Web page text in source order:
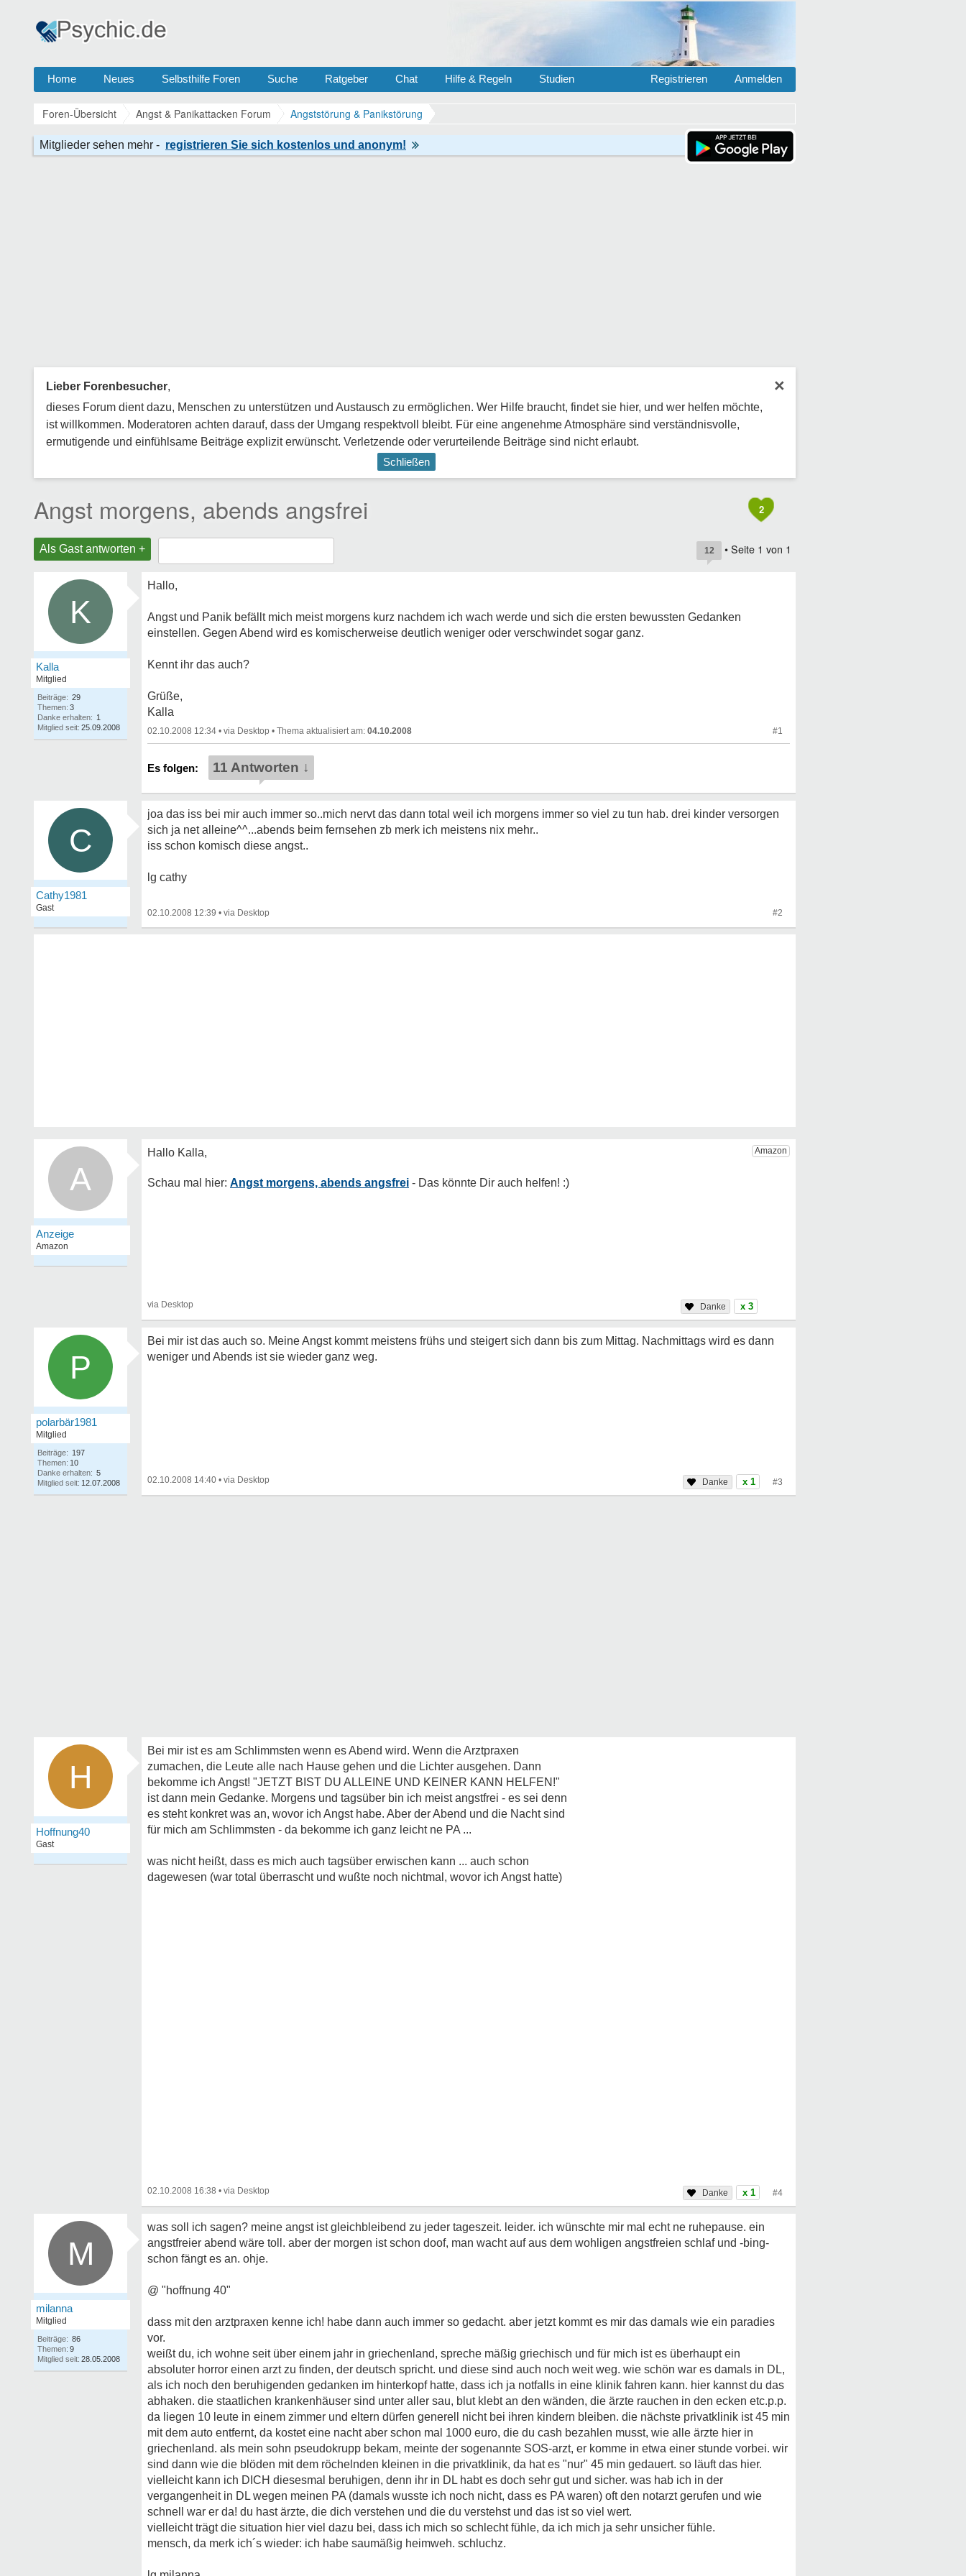
Home Neues Selbsthilfe Foren Suche Ratgeber Chat Hilfe & Regeln Studien Anmelden
Registrieren
Foren-Übersicht Angst & Panikattacken Forum Angststörung & Panikstörung
×
Lieber Forenbesucher,
dieses Forum dient dazu, Menschen zu unterstützen und Austausch zu ermöglichen. Wer Hilfe braucht, findet sie hier, und wer helfen möchte,
ist willkommen. Moderatoren achten darauf, dass der Umgang respektvoll bleibt. Für eine angenehme Atmosphäre sind verständnisvolle,
ermutigende und einfühlsame Beiträge explizit erwünscht. Verletzende oder verurteilende Beiträge sind nicht erlaubt.
Schließen
2
Angst morgens, abends angsfrei
Als Gast antworten + 12 • Seite 1 von 1
K
Kalla
Mitglied
Beiträge: 29
Themen: 3
Danke erhalten: 1
Mitglied seit: 25.09.2008
Hallo,
Angst und Panik befällt mich meist morgens kurz nachdem ich wach werde und sich die ersten bewussten Gedanken
einstellen. Gegen Abend wird es komischerweise deutlich weniger oder verschwindet sogar ganz.
Kennt ihr das auch?
Grüße,
Kalla
02.10.2008 12:34 • • 04.10.2008 #1
11 Antworten ↓
C
Cathy1981
Gast
joa das iss bei mir auch immer so..mich nervt das dann total weil ich morgens immer so viel zu tun hab. drei kinder versorgen
sich ja net alleine^^...abends beim fernsehen zb merk ich meistens nix mehr..
iss schon komisch diese angst..
lg cathy
02.10.2008 12:39 • #2
A Angst morgens, abends angsfrei
x 3
P
polarbär1981
Mitglied
Beiträge: 197
Themen: 10
Danke erhalten: 5
Mitglied seit: 12.07.2008
Bei mir ist das auch so. Meine Angst kommt meistens frühs und steigert sich dann bis zum Mittag. Nachmittags wird es dann
weniger und Abends ist sie wieder ganz weg.
02.10.2008 14:40 • x 1 #3
H
Hoffnung40
Gast
Bei mir ist es am Schlimmsten wenn es Abend wird. Wenn die Arztpraxen
zumachen, die Leute alle nach Hause gehen und die Lichter ausgehen. Dann
bekomme ich Angst! "JETZT BIST DU ALLEINE UND KEINER KANN HELFEN!"
ist dann mein Gedanke. Morgens und tagsüber bin ich meist angstfrei - es sei denn
es steht konkret was an, wovor ich Angst habe. Aber der Abend und die Nacht sind
für mich am Schlimmsten - da bekomme ich ganz leicht ne PA ...
was nicht heißt, dass es mich auch tagsüber erwischen kann ... auch schon
dagewesen (war total überrascht und wußte noch nichtmal, wovor ich Angst hatte)
02.10.2008 16:38 • x 1 #4
M
milanna
Mitglied
Beiträge: 86
Themen: 9
Mitglied seit: 28.05.2008
was soll ich sagen? meine angst ist gleichbleibend zu jeder tageszeit. leider. ich wünschte mir mal echt ne ruhepause. ein
angstfreier abend wäre toll. aber der morgen ist schon doof, man wacht auf aus dem wohligen angstfreien schlaf und -bing-
schon fängt es an. ohje.
@ "hoffnung 40"
dass mit den arztpraxen kenne ich! habe dann auch immer so gedacht. aber jetzt kommt es mir das damals wie ein paradies
vor.
weißt du, ich wohne seit über einem jahr in griechenland, spreche mäßig griechisch und für mich ist es überhaupt ein
absoluter horror einen arzt zu finden, der deutsch spricht. und diese sind auch noch weit weg. wie schön war es damals in DL,
als ich noch den beruhigenden gedanken im hinterkopf hatte, dass ich ja notfalls in eine klinik fahren kann. hier kannst du das
abhaken. die staatlichen krankenhäuser sind unter aller sau, blut klebt an den wänden, die ärzte rauchen in den ecken etc.p.p.
da liegen 10 leute in einem zimmer und eltern dürfen generell nicht bei ihren kindern bleiben. die nächste privatklinik ist 45 min
mit dem auto entfernt, da kostet eine nacht aber schon mal 1000 euro, die du cash bezahlen musst, wie alle ärzte hier in
griechenland. als mein sohn pseudokrupp bekam, meinte der sogenannte SOS-arzt, er komme in etwa einer stunde vorbei. wir
sind dann wie die blöden mit dem röchelnden kleinen in die privatklinik, da hat es "nur" 45 min gedauert. so läuft das hier.
vielleicht kann ich DICH diesesmal beruhigen, denn ihr in DL habt es doch sehr gut und sicher. was hab ich in der
vergangenheit in DL wegen meinen PA (damals wusste ich noch nicht, dass es PA waren) oft den notarzt gerufen und wie
schnell war er da! du hast ärzte, die dich verstehen und die du verstehst und das ist so viel wert.
vielleicht trägt die situation hier viel dazu bei, dass ich mich so schlecht fühle, da ich mich ja sehr unsicher fühle.
mensch, da merk ich´s wieder: ich habe saumäßig heimweh. schluchz.